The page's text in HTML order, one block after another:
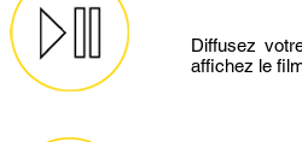
Diffusez
affichez le